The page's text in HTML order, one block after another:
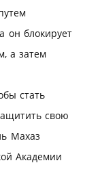
он блокирует
а затем
стать
свою
Махаз
Академии